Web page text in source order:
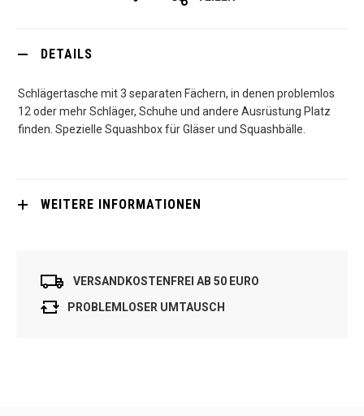
DETAILS
Schlägertasche mit 3 separaten Fächern, in denen problemlos
12 oder mehr Schläger, Schuhe und andere Ausrüstung Platz
finden. Spezielle Squashbox für Gläser und Squashbälle.
WEITERE INFORMATIONEN
VERSANDKOSTENFREI AB 50 EURO
PROBLEMLOSER UMTAUSCH